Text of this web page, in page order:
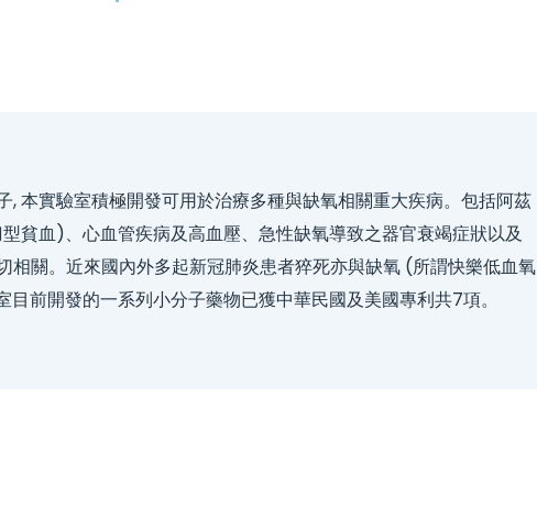
本實驗室積極開發可用於治療多種與缺氧相關重大疾病。包括阿茲
貧血)、心血管疾病及高血壓、急性缺氧導致之器官衰竭症狀以及
相關。近來國內外多起新冠肺炎患者猝死亦與缺氧 (所謂快樂低血氧
前開發的一系列小分子藥物已獲中華民國及美國專利共7項。